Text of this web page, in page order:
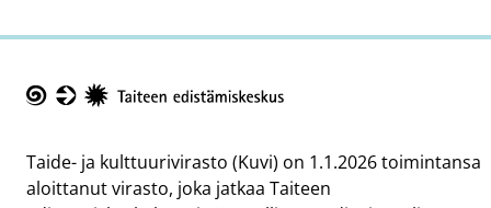
Taide- ja kulttuurivirasto (Kuvi) on 1.1.2026 toimintansa
aloittanut virasto, joka jatkaa Taiteen